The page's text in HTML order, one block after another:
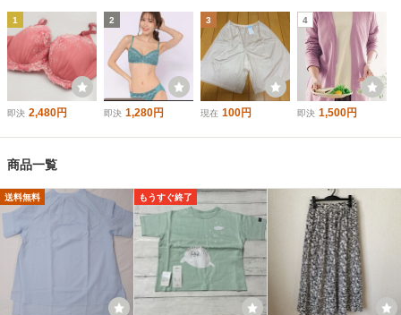
1
即決 2,480円
2
即決 1,280円
3
現在 100円
4
即決 1,500円
商品一覧
送料無料 もうすぐ終了